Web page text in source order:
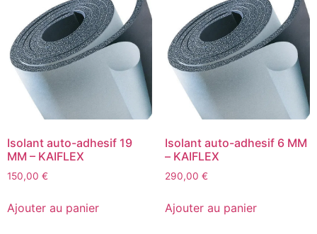
Isolant auto-adhesif 19
MM – KAIFLEX
150,00 €
Ajouter au panier
Isolant auto-adhesif 6 MM
– KAIFLEX
290,00 €
Ajouter au panier